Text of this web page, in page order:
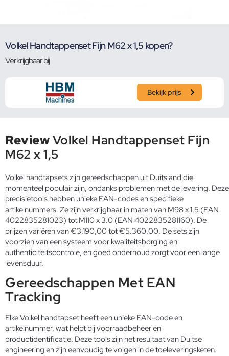
Volkel Handtappenset Fijn M62 x 1,5 kopen?
Verkrijgbaar bij
Bekijk prijs
ReviewVolkel Handtappenset Fijn
M62 x 1,5
Volkel handtapsets zijn gereedschappen uit Duitsland die
momenteel populair zijn, ondanks problemen met de levering. Deze
precisietools hebben unieke EAN-codes en specifieke
artikelnummers. Ze zijn verkrijgbaar in maten van M98 x 1.5 (EAN
4022835281023) tot M110 x 3.0 (EAN 4022835281160). De
prijzen variëren van €3.190,00 tot €5.360,00. De sets zijn
voorzien van een systeem voor kwaliteitsborging en
authenticiteitscontrole, en goed onderhoud zorgt voor een lange
levensduur.
Gereedschappen Met EAN
Tracking
Elke Volkel handtapset heeft een unieke EAN-code en
artikelnummer, wat helpt bij voorraadbeheer en
productidentificatie. Deze tools zijn het resultaat van Duitse
engineering en zijn eenvoudig te volgen in de toeleveringsketen.